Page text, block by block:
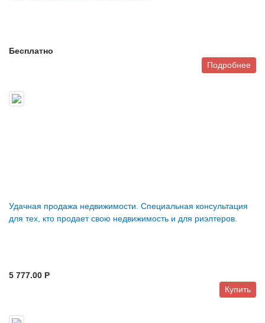
Бесплатно
Подробнее
Удачная продажа недвижимости. Специальная консультация
для тех, кто продает свою недвижимость и для риэлтеров.
5 777.00 P
Купить